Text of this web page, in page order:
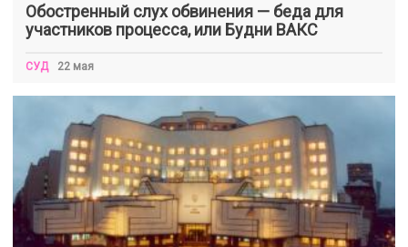
Обостренный слух обвинения — беда для
участников процесса, или Будни ВАКС
СУД 22 мая